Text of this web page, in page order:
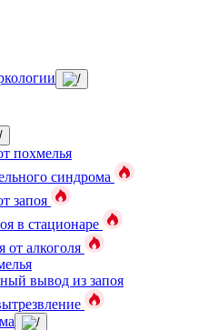
похмелья
синдрома
запоя
в стационаре
от алкоголя
вывод из запоя